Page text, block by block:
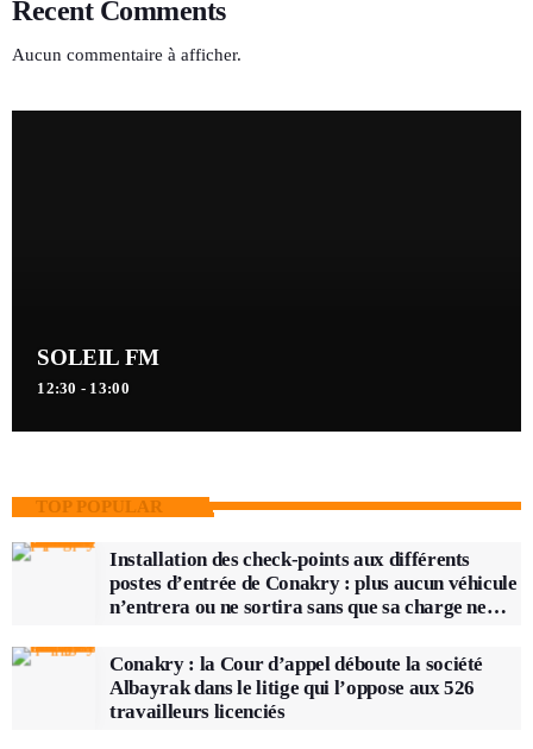
Recent Comments
Aucun commentaire à afficher.
SOLEIL FM
12:30 - 13:00
TOP POPULAR
Installation des check-points aux différents
postes d’entrée de Conakry : plus aucun véhicule
n’entrera ou ne sortira sans que sa charge ne
Conakry : la Cour d’appel déboute la société
Albayrak dans le litige qui l’oppose aux 526
travailleurs licenciés